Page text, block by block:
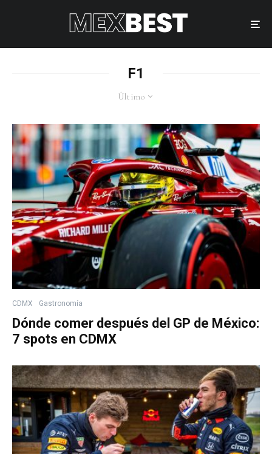
F1
Último
CDMX Gastronomía
Dónde comer después del GP de México:
7 spots en CDMX